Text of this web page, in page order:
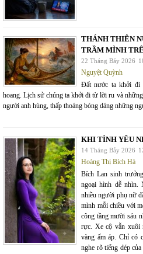
THÁNH THIÊN
TRẦM MÌNH
22 Tháng Bảy 2026
Nguyệt Quỳnh
Đất nước ta khởi đi
hoang. Lịch sử chúng ta khởi đi từ lời ru và
người anh hùng, thấp thoáng bóng dáng những
KHI TÌNH YÊU
14 Tháng Bảy 2026
Hoàng Thị Bích Hà
Bích Lan sinh
ngoại hình dễ nhìn.
nhiều người phụ nữ
mình mỗi chiều với
công tầng mười sáu
rực. Xe cộ vẫn xuôi
vàng ấm áp. Chỉ có
nghe rõ tiếng dép